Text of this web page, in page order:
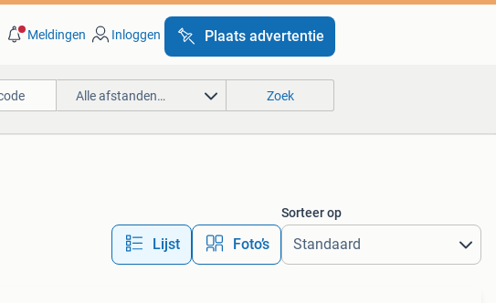
Meldingen Inloggen Plaats advertentie
Alle afstanden… Zoek
Lijst Foto’s
Sorteer op